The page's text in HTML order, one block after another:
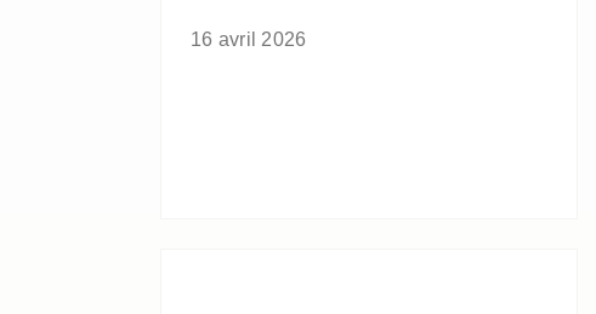
16 avril 2026